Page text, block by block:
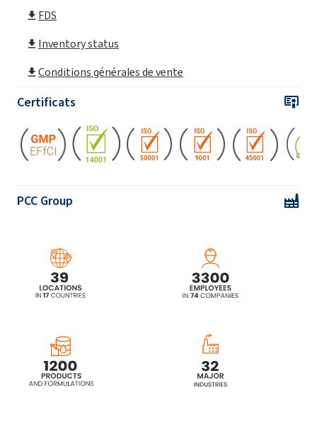
FDS
Inventory status
Conditions générales de vente
Certificats
PCC Group
ROKAnol® L4 (Laureth-4)
ROKAnol® L5A (Laureth-5)
ROKAnol® L7 (Laureth-7)
ROKAnol L7A ( Laureth-7)